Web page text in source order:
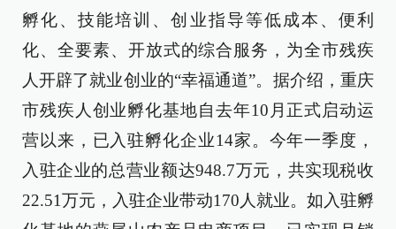
孵化、技能培训、创业指导等低成本、便利
化、全要素、开放式的综合服务，为全市残疾
人开辟了就业创业的“幸福通道”。据介绍，重庆
市残疾人创业孵化基地自去年10月正式启动运
营以来，已入驻孵化企业14家。今年一季度，
入驻企业的总营业额达948.7万元，共实现税收
22.51万元，入驻企业带动170人就业。如入驻孵